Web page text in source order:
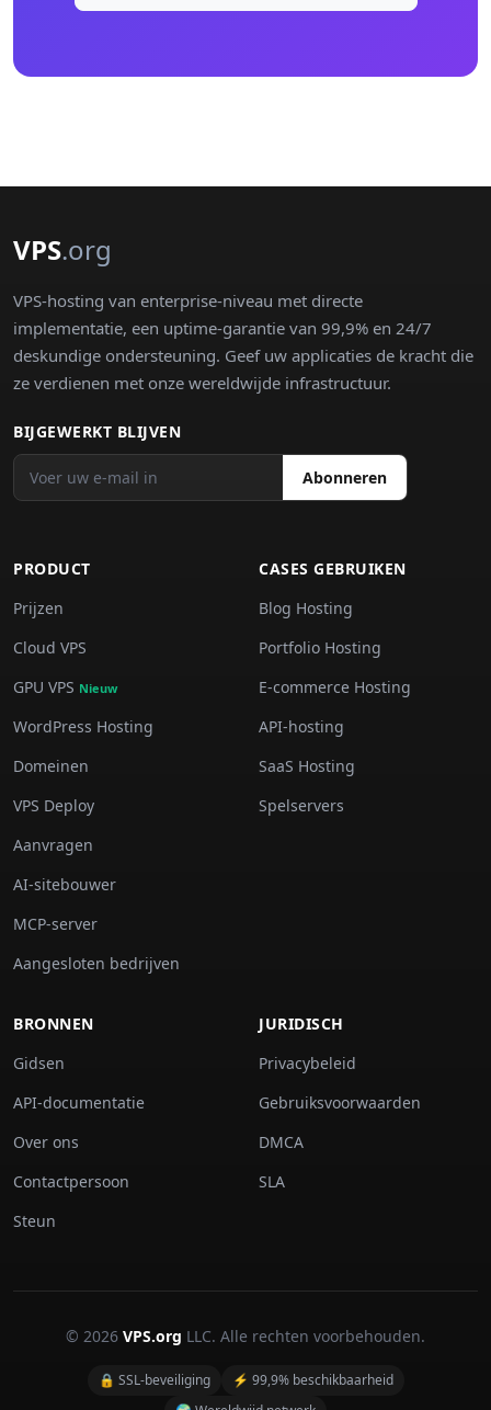
VPS.org
VPS-hosting van enterprise-niveau met directe
implementatie, een uptime-garantie van 99,9% en 24/7
deskundige ondersteuning. Geef uw applicaties de kracht die
ze verdienen met onze wereldwijde infrastructuur.
BIJGEWERKT BLIJVEN
Abonneren
PRODUCT
Prijzen
Cloud VPS
GPU VPS Nieuw
WordPress Hosting
Domeinen
VPS Deploy
Aanvragen
AI-sitebouwer
MCP-server
Aangesloten bedrijven
CASES GEBRUIKEN
Blog Hosting
Portfolio Hosting
E-commerce Hosting
API-hosting
SaaS Hosting
Spelservers
BRONNEN
Gidsen
API-documentatie
Over ons
Contactpersoon
Steun
JURIDISCH
Privacybeleid
Gebruiksvoorwaarden
DMCA
SLA
© 2026 VPS.org LLC. Alle rechten voorbehouden.
🔒 SSL-beveiliging
⚡ 99,9% beschikbaarheid